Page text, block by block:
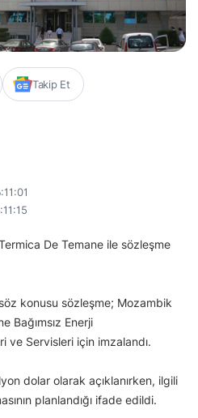
Takip Et
De Temane ile sözleşme
konusu sözleşme; Mozambik
Bağımsız Enerji
ve Servisleri için imzalandı.
dolar olarak açıklanırken, ilgili
planlandığı ifade edildi.